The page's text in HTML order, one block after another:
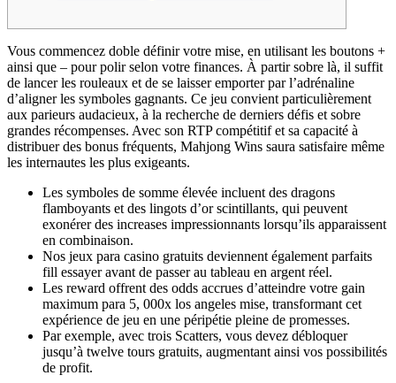
Vous commencez doble définir votre mise, en utilisant les boutons +
ainsi que – pour polir selon votre finances. À partir sobre là, il suffit
de lancer les rouleaux et de se laisser emporter par l’adrénaline
d’aligner les symboles gagnants. Ce jeu convient particulièrement
aux parieurs audacieux, à la recherche de derniers défis et sobre
grandes récompenses. Avec son RTP compétitif et sa capacité à
distribuer des bonus fréquents, Mahjong Wins saura satisfaire même
les internautes les plus exigeants.
Les symboles de somme élevée incluent des dragons
flamboyants et des lingots d’or scintillants, qui peuvent
exonérer des increases impressionnants lorsqu’ils apparaissent
en combinaison.
Nos jeux para casino gratuits deviennent également parfaits
fill essayer avant de passer au tableau en argent réel.
Les reward offrent des odds accrues d’atteindre votre gain
maximum para 5, 000x los angeles mise, transformant cet
expérience de jeu en une péripétie pleine de promesses.
Par exemple, avec trois Scatters, vous devez débloquer
jusqu’à twelve tours gratuits, augmentant ainsi vos possibilités
de profit.